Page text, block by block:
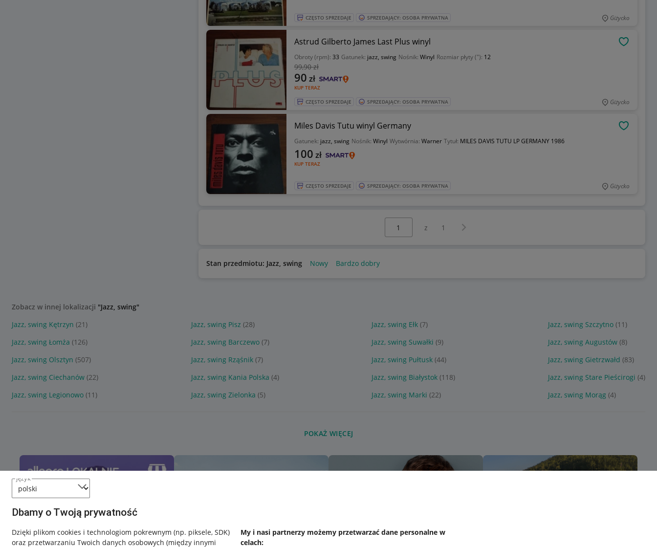
język
Dbamy o Twoją prywatność
Dzięki plikom cookies i technologiom pokrewnym (np. piksele, SDK)
oraz przetwarzaniu Twoich danych osobowych (między innymi
My i nasi partnerzy możemy przetwarzać dane personalne w
celach:
CZĘSTO SPRZEDAJE SPRZEDAJĄCY: OSOBA PRYWATNA Giżycko
Astrud Gilberto James Last Plus winyl
Obroty (rpm): 33 Gatunek: jazz, swing Nośnik: Winyl Rozmiar płyty ("): 12
99,90 zł
KUP TERAZ
90 zł
CZĘSTO SPRZEDAJE SPRZEDAJĄCY: OSOBA PRYWATNA Giżycko
Miles Davis Tutu winyl Germany
Gatunek: jazz, swing Nośnik: Winyl Wytwórnia: Warner Tytuł: MILES DAVIS TUTU LP GERMANY 1986
KUP TERAZ
100 zł
CZĘSTO SPRZEDAJE SPRZEDAJĄCY: OSOBA PRYWATNA Giżycko
z 1 Następna strona
Stan przedmiotu: Jazz, swing Nowy Bardzo dobry
Zobacz w innej lokalizacji "Jazz, swing"
Jazz, swing Kętrzyn (21) Jazz, swing Pisz (28) Jazz, swing Ełk (7) Jazz, swing Szczytno (11)
Jazz, swing Łomża (126) Jazz, swing Barczewo (7) Jazz, swing Suwałki (9) Jazz, swing Augustów (8)
Jazz, swing Olsztyn (507) Jazz, swing Rząśnik (7) Jazz, swing Pułtusk (44) Jazz, swing Gietrzwałd (83)
Jazz, swing Ciechanów (22) Jazz, swing Kania Polska (4) Jazz, swing Białystok (118) Jazz, swing Stare Pieścirogi (4)
Jazz, swing Legionowo (11) Jazz, swing Zielonka (5) Jazz, swing Marki (22) Jazz, swing Morąg (4)
POKAŻ WIĘCEJ